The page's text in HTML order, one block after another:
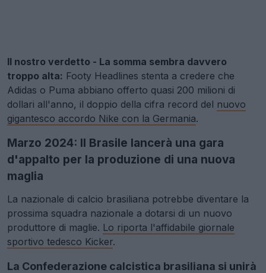
Il nostro verdetto - La somma sembra davvero
troppo alta: Footy Headlines stenta a credere che
Adidas o Puma abbiano offerto quasi 200 milioni di
dollari all'anno, il doppio della cifra record del nuovo
gigantesco accordo Nike con la Germania.
Marzo 2024: Il Brasile lancerà una gara
d'appalto per la produzione di una nuova
maglia
La nazionale di calcio brasiliana potrebbe diventare la
prossima squadra nazionale a dotarsi di un nuovo
produttore di maglie. Lo riporta l'affidabile giornale
sportivo tedesco Kicker.
La Confederazione calcistica brasiliana si unirà